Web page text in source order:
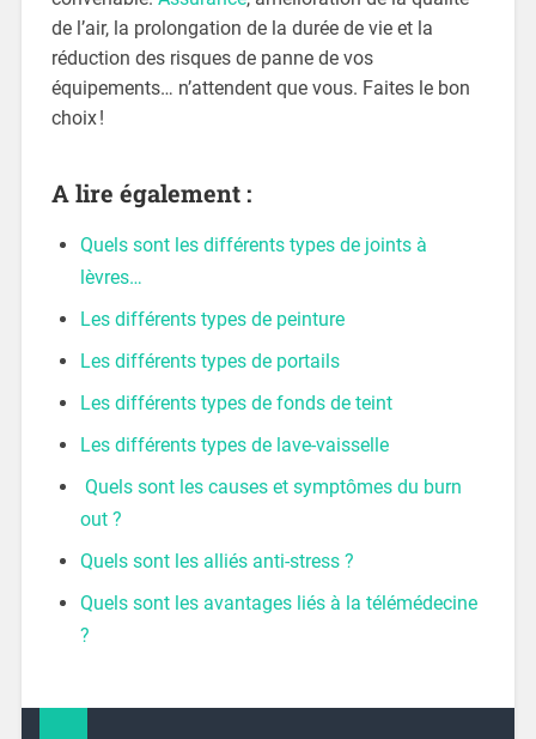
de l’air, la prolongation de la durée de vie et la
réduction des risques de panne de vos
équipements… n’attendent que vous. Faites le bon
choix !
A lire également :
Quels sont les différents types de joints à
lèvres…
Les différents types de peinture
Les différents types de portails
Les différents types de fonds de teint
Les différents types de lave-vaisselle
Quels sont les causes et symptômes du burn
out ?
Quels sont les alliés anti-stress ?
Quels sont les avantages liés à la télémédecine
?